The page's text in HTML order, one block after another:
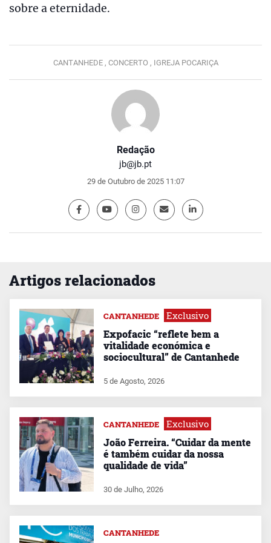
Redação
jb@jb.pt
29 de Outubro de 2025 11:07
sobre a eternidade.
CANTANHEDE , CONCERTO , IGREJA POCARIÇA
Artigos relacionados
CANTANHEDE Exclusivo
Expofacic “reflete bem a
vitalidade económica e
sociocultural” de Cantanhede
5 de Agosto, 2026
CANTANHEDE Exclusivo
João Ferreira. “Cuidar da mente
é também cuidar da nossa
qualidade de vida”
30 de Julho, 2026
CANTANHEDE